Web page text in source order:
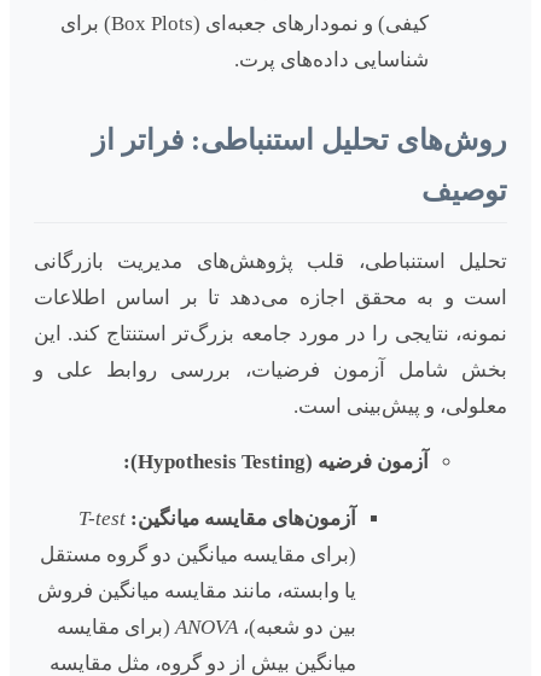
کیفی) و نمودارهای جعبه‌ای (Box Plots) برای
شناسایی داده‌های پرت.
روش‌های تحلیل استنباطی: فراتر از
توصیف
تحلیل استنباطی، قلب پژوهش‌های مدیریت بازرگانی
است و به محقق اجازه می‌دهد تا بر اساس اطلاعات
نمونه، نتایجی را در مورد جامعه بزرگ‌تر استنتاج کند. این
بخش شامل آزمون فرضیات، بررسی روابط علی و
معلولی، و پیش‌بینی است.
آزمون فرضیه (Hypothesis Testing):
آزمون‌های مقایسه میانگین: T-test
(برای مقایسه میانگین دو گروه مستقل
یا وابسته، مانند مقایسه میانگین فروش
بین دو شعبه)،ANOVA(برای مقایسه
میانگین بیش از دو گروه، مثل مقایسه